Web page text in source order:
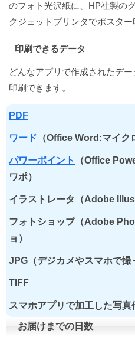
のフォト光沢紙に、HP社製の
クジェットプリンタでポスター
印刷できるデータ
どんなアプリで作成されたデ
印刷できます。
PDF
ワード （Office Word:マイク
パワーポイント
（Office
ワポ）
イラストレータ（Adobe
フォトショップ（Adobe
ョ）
JPG（デジカメやスマホで撮
TIFF
スマホアプリで加工した写真
お届けまでの日数